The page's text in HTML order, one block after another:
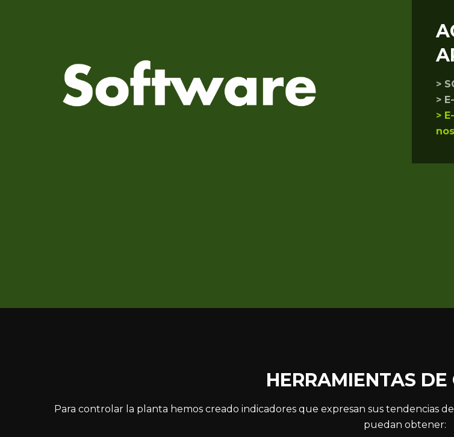
>
>
>
HERRAMIENTAS DE
Para controlar la planta hemos creado indicadores que expresan sus tendencias
puedan obtener: